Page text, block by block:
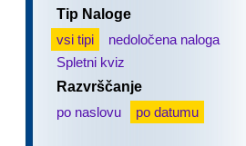
Tip Naloge
vsi tipi
nedoločena naloga
Spletni kviz
Razvrščanje
po naslovu
po datumu